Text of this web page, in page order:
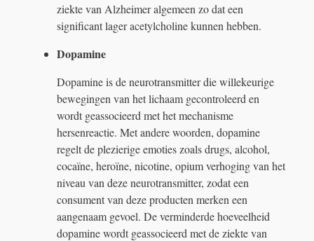
ziekte van Alzheimer algemeen zo dat een
significant lager acetylcholine kunnen hebben.
Dopamine
Dopamine is de neurotransmitter die willekeurige
bewegingen van het lichaam gecontroleerd en
wordt geassocieerd met het mechanisme
hersenreactie. Met andere woorden, dopamine
regelt de plezierige emoties zoals drugs, alcohol,
cocaïne, heroïne, nicotine, opium verhoging van het
niveau van deze neurotransmitter, zodat een
consument van deze producten merken een
aangenaam gevoel. De verminderde hoeveelheid
dopamine wordt geassocieerd met de ziekte van